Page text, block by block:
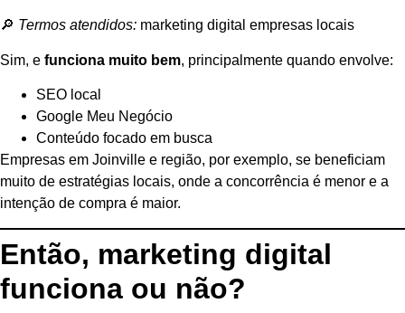
🔎 Termos atendidos: marketing digital empresas locais
Sim, e funciona muito bem, principalmente quando envolve:
SEO local
Google Meu Negócio
Conteúdo focado em busca
Empresas em Joinville e região, por exemplo, se beneficiam
muito de estratégias locais, onde a concorrência é menor e a
intenção de compra é maior.
Então, marketing digital
funciona ou não?